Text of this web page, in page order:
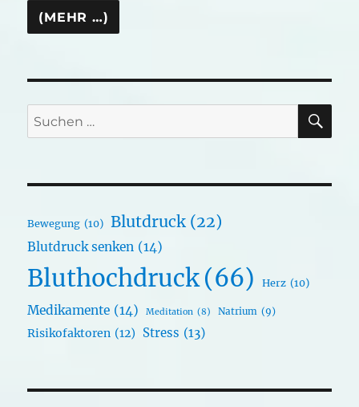
Suchen
nach:
Bewegung (10) Blutdruck (22)
Blutdruck senken (14)
Bluthochdruck(66) Herz (10)
Medikamente (14) Meditation (8) Natrium (9)
Risikofaktoren (12) Stress (13)